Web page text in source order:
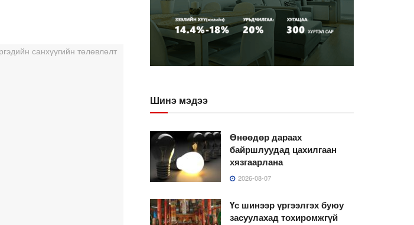
Шинэ мэдээ
Өнөөдөр дараах
байршлуудад цахилгаан
хязгаарлана
2026-08-07
Үс шинээр үргээлгэх буюу
засуулахад тохиромжгүй